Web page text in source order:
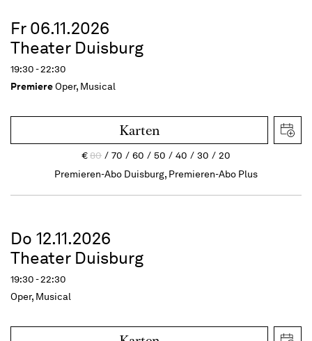
Fr 06.11.2026
Theater Duisburg
19:30 - 22:30
PremiereOper, Musical
Karten
€80 70 60 50 40 30
20
Premieren-Abo Duisburg, Premieren-Abo Plus
Do 12.11.2026
Theater Duisburg
19:30 - 22:30
Oper, Musical